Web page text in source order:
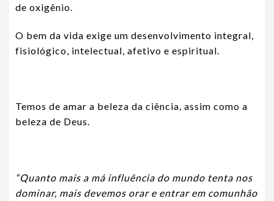
de oxigênio.
O bem da vida exige um desenvolvimento integral,
fisiológico, intelectual, afetivo e espiritual.
Temos de amar a beleza da ciência, assim como a
beleza de Deus.
“Quanto mais a má influência do mundo tenta nos
dominar, mais devemos orar e entrar em comunhão